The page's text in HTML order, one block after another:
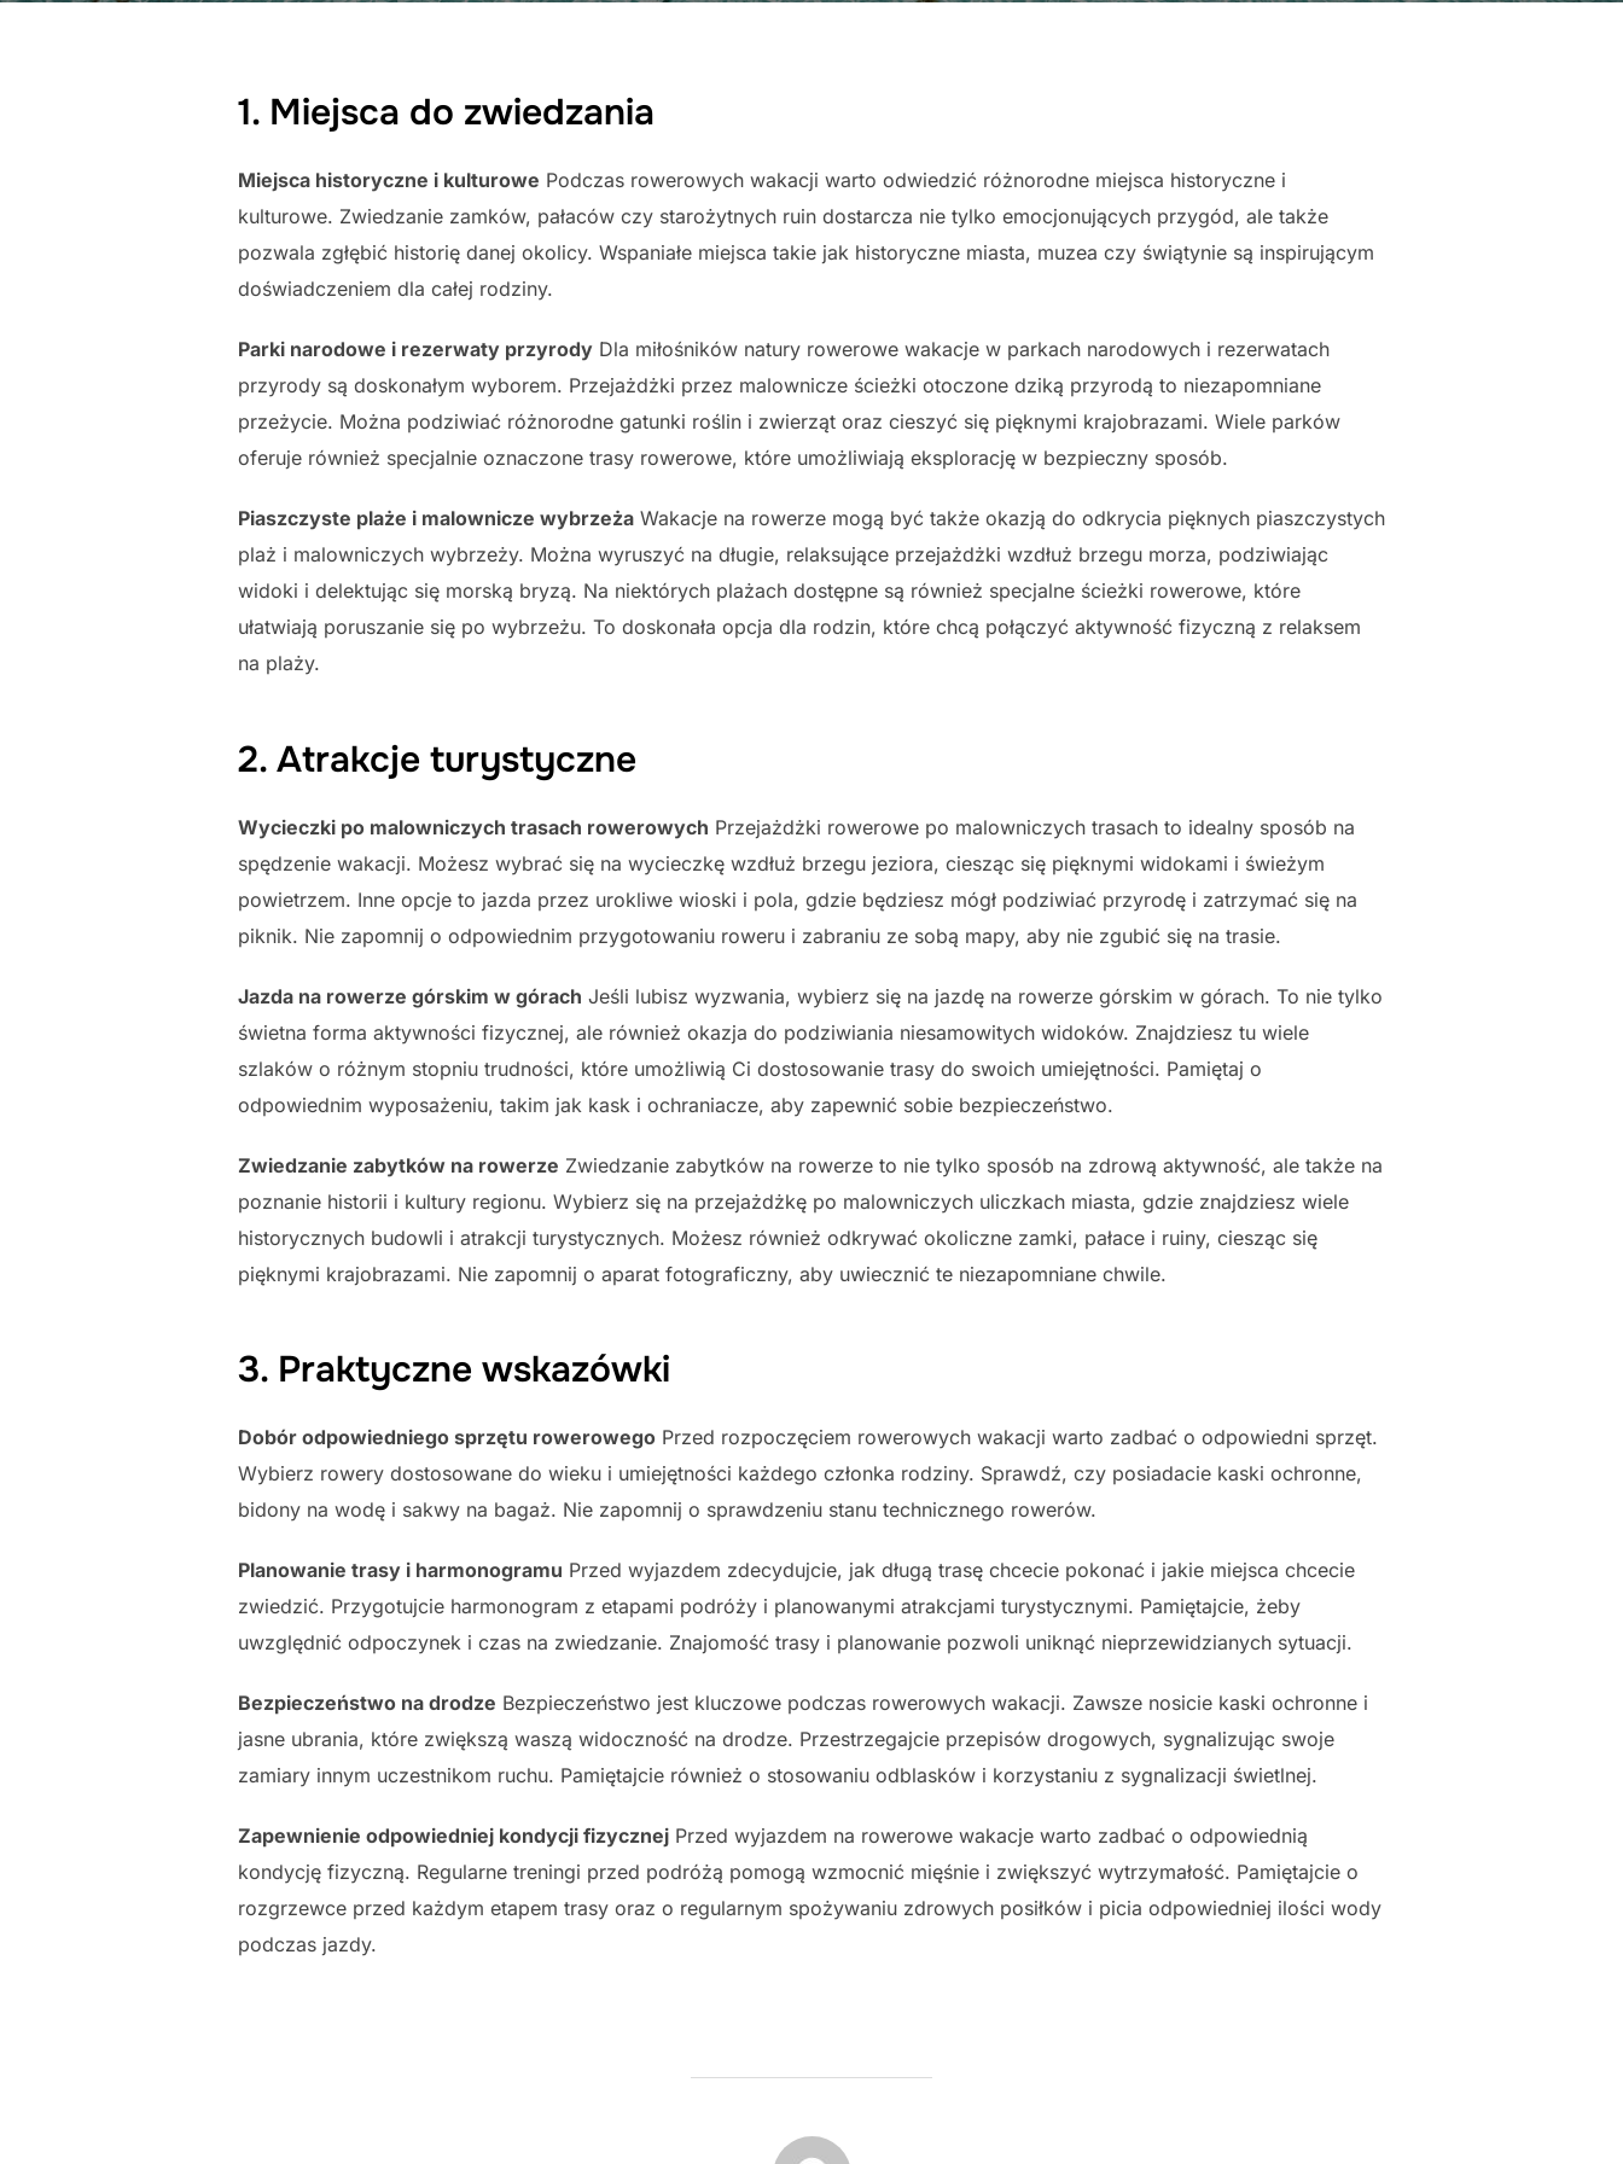
1. Miejsca do zwiedzania
Miejsca historyczne i kulturowe Podczas rowerowych wakacji warto odwiedzić różnorodne miejsca historyczne i
kulturowe. Zwiedzanie zamków, pałaców czy starożytnych ruin dostarcza nie tylko emocjonujących przygód, ale także
pozwala zgłębić historię danej okolicy. Wspaniałe miejsca takie jak historyczne miasta, muzea czy świątynie są inspirującym
doświadczeniem dla całej rodziny.
Parki narodowe i rezerwaty przyrody Dla miłośników natury rowerowe wakacje w parkach narodowych i rezerwatach
przyrody są doskonałym wyborem. Przejażdżki przez malownicze ścieżki otoczone dziką przyrodą to niezapomniane
przeżycie. Można podziwiać różnorodne gatunki roślin i zwierząt oraz cieszyć się pięknymi krajobrazami. Wiele parków
oferuje również specjalnie oznaczone trasy rowerowe, które umożliwiają eksplorację w bezpieczny sposób.
Piaszczyste plaże i malownicze wybrzeża Wakacje na rowerze mogą być także okazją do odkrycia pięknych piaszczystych
plaż i malowniczych wybrzeży. Można wyruszyć na długie, relaksujące przejażdżki wzdłuż brzegu morza, podziwiając
widoki i delektując się morską bryzą. Na niektórych plażach dostępne są również specjalne ścieżki rowerowe, które
ułatwiają poruszanie się po wybrzeżu. To doskonała opcja dla rodzin, które chcą połączyć aktywność fizyczną z relaksem
na plaży.
2. Atrakcje turystyczne
Wycieczki po malowniczych trasach rowerowych Przejażdżki rowerowe po malowniczych trasach to idealny sposób na
spędzenie wakacji. Możesz wybrać się na wycieczkę wzdłuż brzegu jeziora, ciesząc się pięknymi widokami i świeżym
powietrzem. Inne opcje to jazda przez urokliwe wioski i pola, gdzie będziesz mógł podziwiać przyrodę i zatrzymać się na
piknik. Nie zapomnij o odpowiednim przygotowaniu roweru i zabraniu ze sobą mapy, aby nie zgubić się na trasie.
Jazda na rowerze górskim w górach Jeśli lubisz wyzwania, wybierz się na jazdę na rowerze górskim w górach. To nie tylko
świetna forma aktywności fizycznej, ale również okazja do podziwiania niesamowitych widoków. Znajdziesz tu wiele
szlaków o różnym stopniu trudności, które umożliwią Ci dostosowanie trasy do swoich umiejętności. Pamiętaj o
odpowiednim wyposażeniu, takim jak kask i ochraniacze, aby zapewnić sobie bezpieczeństwo.
Zwiedzanie zabytków na rowerze Zwiedzanie zabytków na rowerze to nie tylko sposób na zdrową aktywność, ale także na
poznanie historii i kultury regionu. Wybierz się na przejażdżkę po malowniczych uliczkach miasta, gdzie znajdziesz wiele
historycznych budowli i atrakcji turystycznych. Możesz również odkrywać okoliczne zamki, pałace i ruiny, ciesząc się
pięknymi krajobrazami. Nie zapomnij o aparat fotograficzny, aby uwiecznić te niezapomniane chwile.
3. Praktyczne wskazówki
Dobór odpowiedniego sprzętu rowerowego Przed rozpoczęciem rowerowych wakacji warto zadbać o odpowiedni sprzęt.
Wybierz rowery dostosowane do wieku i umiejętności każdego członka rodziny. Sprawdź, czy posiadacie kaski ochronne,
bidony na wodę i sakwy na bagaż. Nie zapomnij o sprawdzeniu stanu technicznego rowerów.
Planowanie trasy i harmonogramu Przed wyjazdem zdecydujcie, jak długą trasę chcecie pokonać i jakie miejsca chcecie
zwiedzić. Przygotujcie harmonogram z etapami podróży i planowanymi atrakcjami turystycznymi. Pamiętajcie, żeby
uwzględnić odpoczynek i czas na zwiedzanie. Znajomość trasy i planowanie pozwoli uniknąć nieprzewidzianych sytuacji.
Bezpieczeństwo na drodze Bezpieczeństwo jest kluczowe podczas rowerowych wakacji. Zawsze nosicie kaski ochronne i
jasne ubrania, które zwiększą waszą widoczność na drodze. Przestrzegajcie przepisów drogowych, sygnalizując swoje
zamiary innym uczestnikom ruchu. Pamiętajcie również o stosowaniu odblasków i korzystaniu z sygnalizacji świetlnej.
Zapewnienie odpowiedniej kondycji fizycznej Przed wyjazdem na rowerowe wakacje warto zadbać o odpowiednią
kondycję fizyczną. Regularne treningi przed podróżą pomogą wzmocnić mięśnie i zwiększyć wytrzymałość. Pamiętajcie o
rozgrzewce przed każdym etapem trasy oraz o regularnym spożywaniu zdrowych posiłków i picia odpowiedniej ilości wody
podczas jazdy.
POST AUTHOR